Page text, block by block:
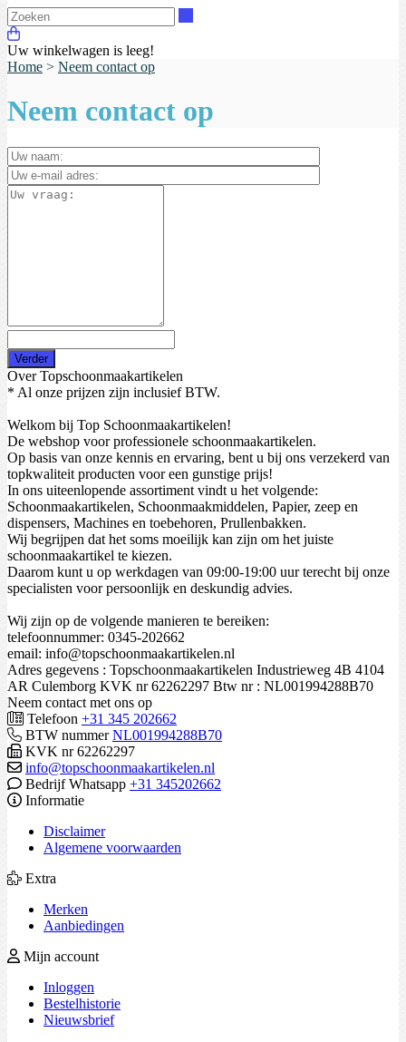
Uw winkelwagen is leeg!
Home > Neem contact op
Neem contact op
Verder
Over Topschoonmaakartikelen
* Al onze prijzen zijn inclusief BTW.
Welkom bij Top Schoonmaakartikelen!
De webshop voor professionele schoonmaakartikelen.
Op basis van onze kennis en ervaring, bent u bij ons verzekerd van
topkwaliteit producten voor een gunstige prijs!
In ons uiteenlopende assortiment vindt u het volgende:
Schoonmaakartikelen, Schoonmaakmiddelen, Papier, zeep en
dispensers, Machines en toebehoren, Prullenbakken.
Wij begrijpen dat het soms moeilijk kan zijn om het juiste
schoonmaakartikel te kiezen.
Daarom kunt u op werkdagen van 09:00-19:00 uur terecht bij onze
specialisten voor persoonlijk en deskundig advies.
Wij zijn op de volgende manieren te bereiken:
telefoonnummer: 0345-202662
email: info@topschoonmaakartikelen.nl
Adres gegevens : Topschoonmaakartikelen Industrieweg 4B 4104
AR Culemborg KVK nr 62262297 Btw nr : NL001994288B70
Neem contact met ons op
Telefoon +31 345 202662
BTW nummerNL001994288B70
KVK nr 62262297
info@topschoonmaakartikelen.nl
Bedrijf Whatsapp +31 345202662
Informatie
Disclaimer
Algemene voorwaarden
Extra
Merken
Aanbiedingen
Mijn account
Inloggen
Bestelhistorie
Nieuwsbrief